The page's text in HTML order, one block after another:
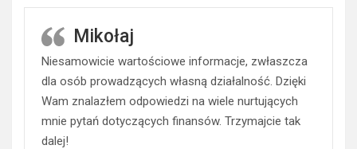
Mikołaj
Niesamowicie wartościowe informacje, zwłaszcza
dla osób prowadzących własną działalność. Dzięki
Wam znalazłem odpowiedzi na wiele nurtujących
mnie pytań dotyczących finansów. Trzymajcie tak
dalej!